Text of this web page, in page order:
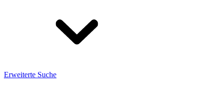
Erweiterte Suche